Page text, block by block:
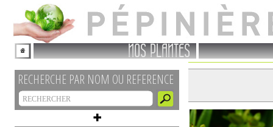
NOS PLANTES
RECHERCHE PAR NOM OU REFERENCE